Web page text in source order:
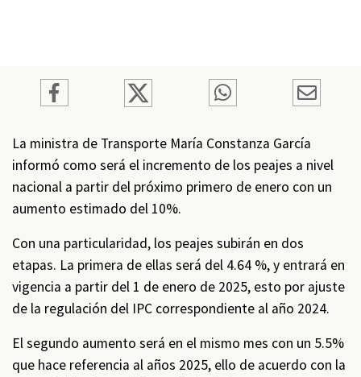
La ministra de Transporte María Constanza García
informó como será el incremento de los peajes a nivel
nacional a partir del próximo primero de enero con un
aumento estimado del 10%.
Con una particularidad, los peajes subirán en dos
etapas. La primera de ellas será del 4.64 %, y entrará en
vigencia a partir del 1 de enero de 2025, esto por ajuste
de la regulación del IPC correspondiente al año 2024.
El segundo aumento será en el mismo mes con un 5.5%
que hace referencia al años 2025, ello de acuerdo con la